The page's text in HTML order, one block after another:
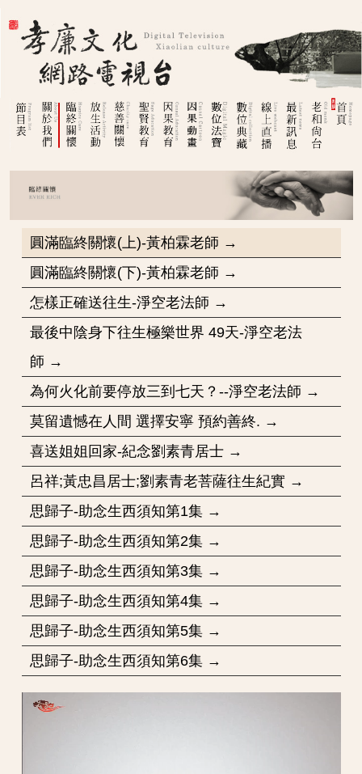
圓滿臨終關懷(上)-黃柏霖老師 →
圓滿臨終關懷(下)-黃柏霖老師 →
怎樣正確送往生-淨空老法師 →
最後中陰身下往生極樂世界 49天-淨空老法
師 →
為何火化前要停放三到七天？--淨空老法師 →
莫留遺憾在人間 選擇安寧 預約善終. →
喜送姐姐回家-紀念劉素青居士 →
呂祥;黃忠昌居士;劉素青老菩薩往生紀實 →
思歸子-助念生西須知第1集 →
思歸子-助念生西須知第2集 →
思歸子-助念生西須知第3集 →
思歸子-助念生西須知第4集 →
思歸子-助念生西須知第5集 →
思歸子-助念生西須知第6集 →